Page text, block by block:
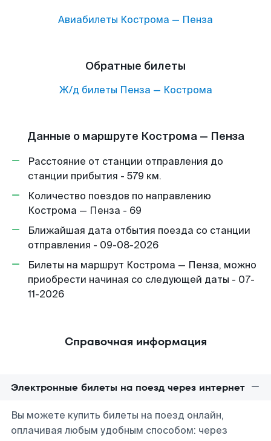
Авиабилеты Кострома — Пенза
Обратные билеты
Ж/д билеты Пенза — Кострома
Данные о маршруте Кострома — Пенза
Расстояние от станции отправления до
станции прибытия - 579 км.
Количество поездов по направлению
Кострома — Пенза - 69
Ближайшая дата отбытия поезда со станции
отправления - 09-08-2026
Билеты на маршрут Кострома — Пенза, можно
приобрести начиная со следующей даты - 07-
11-2026
Справочная информация
Электронные билеты на поезд через интернет
Вы можете купить билеты на поезд онлайн,
оплачивая любым удобным способом: через